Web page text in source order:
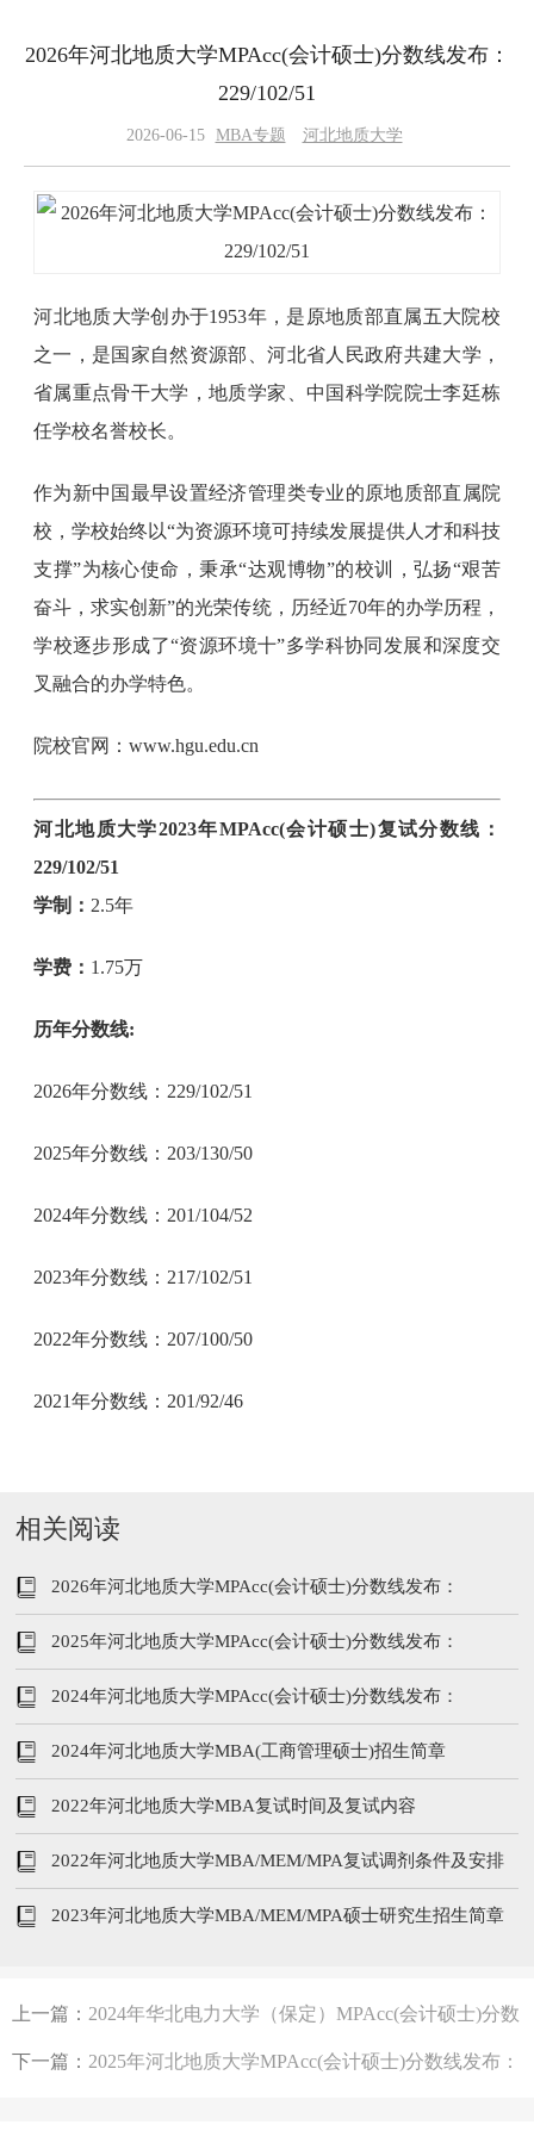
2026年河北地质大学MPAcc(会计硕士)分数线发布：
229/102/51
2026-06-15 MBA专题 河北地质大学
河北地质大学创办于1953年，是原地质部直属五大院校
之一，是国家自然资源部、河北省人民政府共建大学，
省属重点骨干大学，地质学家、中国科学院院士李廷栋
任学校名誉校长。
作为新中国最早设置经济管理类专业的原地质部直属院
校，学校始终以“为资源环境可持续发展提供人才和科技
支撑”为核心使命，秉承“达观博物”的校训，弘扬“艰苦
奋斗，求实创新”的光荣传统，历经近70年的办学历程，
学校逐步形成了“资源环境〸”多学科协同发展和深度交
叉融合的办学特色。
院校官网：www.hgu.edu.cn
河北地质大学2023年MPAcc(会计硕士)复试分数线：
229/102/51
学制： 2.5年
学费： 1.75万
历年分数线:
2026年分数线：229/102/51
2025年分数线：203/130‌/50
2024年分数线：201/104‌/52
2023年分数线：217/102/51
2022年分数线：207/100/50
2021年分数线：201/92/46
相关阅读
2026年河北地质大学MPAcc(会计硕士)分数线发布：
229/102/51
2025年河北地质大学MPAcc(会计硕士)分数线发布：
203/130‌/50
2024年河北地质大学MPAcc(会计硕士)分数线发布：
201/104‌/52
2024年河北地质大学MBA(工商管理硕士)招生简章
2022年河北地质大学MBA复试时间及复试内容
2022年河北地质大学MBA/MEM/MPA复试调剂条件及安排
2023年河北地质大学MBA/MEM/MPA硕士研究生招生简章
上一篇： 2024年华北电力大学（保定）MPAcc(会计硕士)分数
线发布：194/96/48
下一篇： 2025年河北地质大学MPAcc(会计硕士)分数线发布：